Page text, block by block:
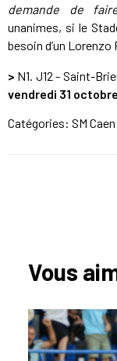
demande de
unanimes, si le
besoin d’un
> N1. J12 - Saint-
vendredi 31 octobre
Catégories: SM Caen
Vous